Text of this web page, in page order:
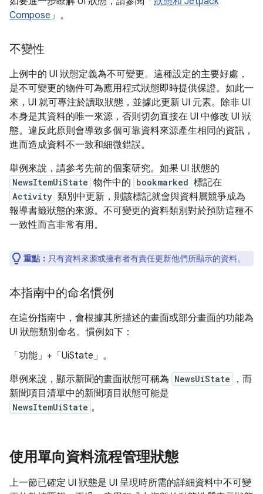
Compose」。
不變性
上例中的 UI 狀態定義為不可變更。這種設定的主要好處，
是不可變更的物件可為應用程式狀態即時提供保證。如此一
來，UI 就可專注於讀取狀態，並據此更新 UI 元素。除非 UI
本身是其資料的唯一來源，否則切勿直接在 UI 中修改 UI 狀
態。違反此原則會導致多個可靠資料來源產生相同的資訊，
進而造成資料不一致和細微錯誤。
舉例來說，請參考先前的個案研究。如果 UI 狀態的
NewsItemUiState 物件中的 bookmarked 標記在
Activity 類別中更新，則該標記就會與資料層競爭成為
報導書籤狀態的來源。不可變更的資料類別對於預防這種不
一致性而言非常有用。
重點： 只有資料來源或擁有者有責任更新他們所顯示的資料。
本指南中的命名慣例
在這份指南中，會根據其所描述的畫面或部分畫面的功能為
UI 狀態類別命名。慣例如下：
「功能」 +「UiState」 。
舉例來說，顯示新聞的畫面狀態可稱為 NewsUiState
，而
新聞項目清單中的新聞項目狀態可能是
NewsItemUiState 。
使用單向資料流程管理狀態
上一節已確定 UI 狀態是 UI 呈現時所需的詳細資料中不可變